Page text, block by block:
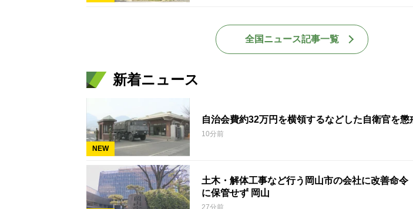
全国ニュース記事一覧
新着ニュース
NEW
自治会費約32万円を横領するなどした自衛官を
10分前
土木・解体工事など行う岡山市の会社に改善命
に保管せず 岡山
27分前